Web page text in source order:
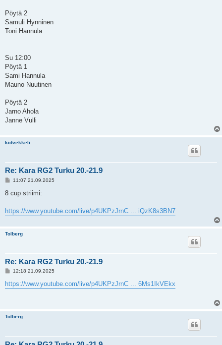
Pöytä 2
Samuli Hynninen
Toni Hannula
Su 12:00
Pöytä 1
Sami Hannula
Mauno Nuutinen
Pöytä 2
Jarno Ahola
Janne Vulli
kidvekkeli
Re: Kara RG2 Turku 20.-21.9
V
e
i
11:07 21.09.2025
8 cup striimi:
https://www.youtube.com/live/p4UKPzJrnC ... iQzK8s3BN7
Tolberg
Re: Kara RG2 Turku 20.-21.9
V
e
s
12:18 21.09.2025
https://www.youtube.com/live/p4UKPzJrnC ... 6Ms1IkVEkx
Tolberg